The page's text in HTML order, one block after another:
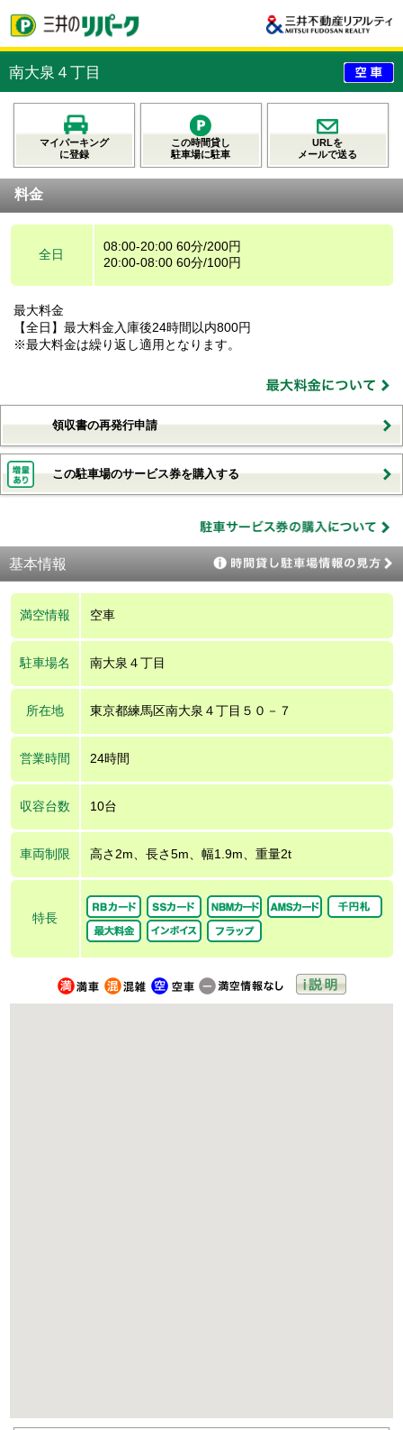
南大泉４丁目
マイパーキング
に登録
この時間貸し
駐車場に駐車
URLを
メールで送る
料金
全日
08:00-20:00 60分/200円
20:00-08:00 60分/100円
最大料金
【全日】最大料金入庫後24時間以内800円
※最大料金は繰り返し適用となります。
領収書の再発行申請
この駐車場のサービス券を購入する
基本情報
満空情報 空車
駐車場名 南大泉４丁目
所在地 東京都練馬区南大泉４丁目５０－７
営業時間 24時間
収容台数 10台
車両制限 高さ2m、長さ5m、幅1.9m、重量2t
特長